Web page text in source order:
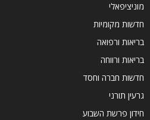
מוניציפאלי
חדשות מקומיות
בריאות ורפואה
בריאות ורווחה
חדשות חברה וחסד
גרעין תורני
חידון פרשת השבוע